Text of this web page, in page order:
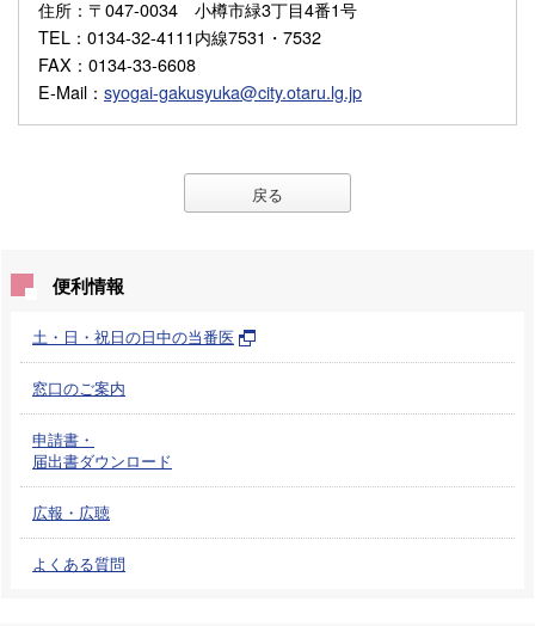
住所 ：〒047-0034 小樽市緑3丁目4番1号
TEL ：0134-32-4111内線7531・7532
FAX ：0134-33-6608
E-Mail ： syogai-gakusyuka@city.otaru.lg.jp
戻る
便利情報
土・日・祝日の日中の当番医
窓口のご案内
申請書・
届出書ダウンロード
広報・広聴
よくある質問